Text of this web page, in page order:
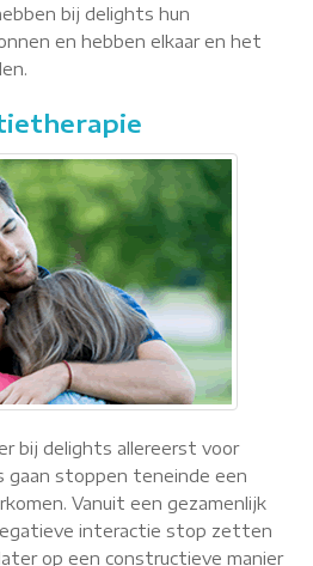
bij delights hun
en hebben elkaar en het
bij delights allereerst voor
gaan stoppen teneinde een
Vanuit een gezamenlijk
interactie stop zetten
op een constructieve manier